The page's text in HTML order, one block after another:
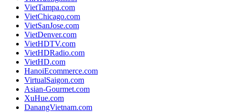
VietTampa.com
VietChicago.com
VietSanJose.com
VietDenver.com
VietHDTV.com
VietHDRadio.com
VietHD.com
HanoiEcommerce.com
VirtualSaigon.com
Asian-Gourmet.com
XuHue.com
DanangVietnam.com